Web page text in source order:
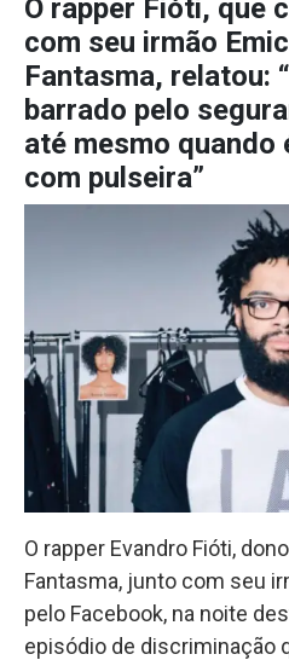
O rapper Fióti, que
com seu irmão
Fantasma, relatou:
barrado pelo
até mesmo quando
com pulseira”
O rapper Evandro Fióti,
Fantasma, junto com seu
pelo Facebook, na noite
episódio de discriminação